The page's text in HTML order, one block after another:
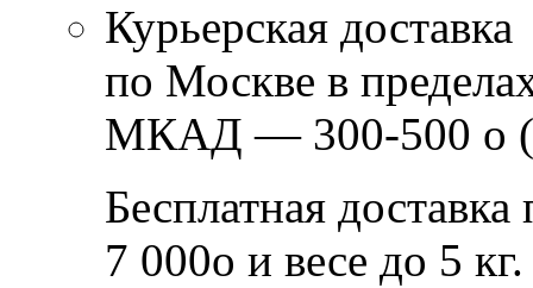
Курьерская доставка
по Москве в
МКАД — 300-500 o
Бесплатная
7 000o и весе до 5 кг.